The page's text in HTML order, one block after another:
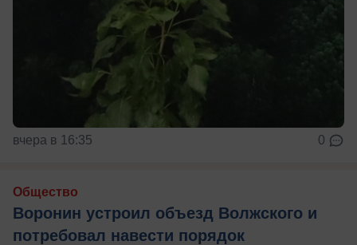
вчера в 16:35 0
Общество
Воронин устроил объезд Волжского и
потребовал навести порядок